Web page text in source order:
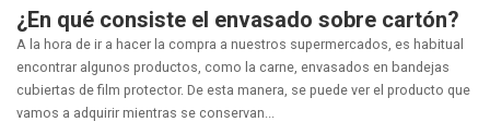
¿En qué consiste el envasado sobre cartón?
A la hora de ir a hacer la compra a nuestros supermercados, es habitual
encontrar algunos productos, como la carne, envasados en bandejas
cubiertas de film protector. De esta manera, se puede ver el producto que
vamos a adquirir mientras se conservan...